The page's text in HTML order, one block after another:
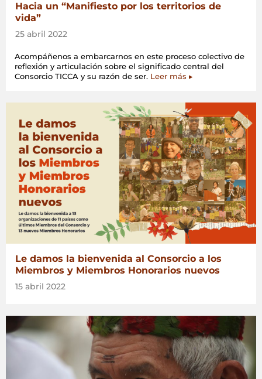
Hacia un “Manifiesto por los territorios de
vida”
25 abril 2022
Acompáñenos a embarcarnos en este proceso colectivo de
reflexión y articulación sobre el significado central del
Consorcio TICCA y su razón de ser. Leer más ▸
Le damos la bienvenida al Consorcio a los
Miembros y Miembros Honorarios nuevos
15 abril 2022